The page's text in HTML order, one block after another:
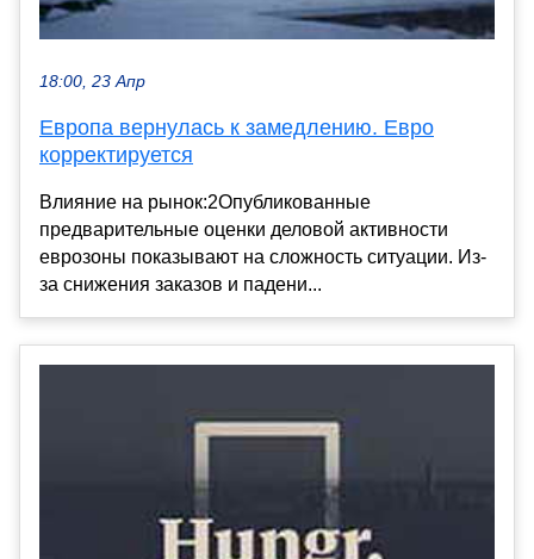
18:00, 23 Апр
Европа вернулась к замедлению. Евро
корректируется
Влияние на рынок:2Опубликованные
предварительные оценки деловой активности
еврозоны показывают на сложность ситуации. Из-
за снижения заказов и падени...